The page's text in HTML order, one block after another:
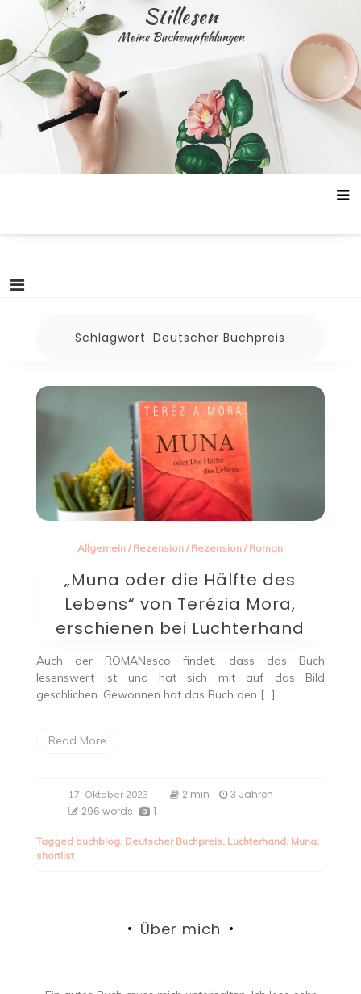
content
Stillesen
Meine Buchempfehlungen
Schlagwort:Deutscher Buchpreis
Allgemein / Rezension / Rezension / Roman
„Muna oder die Hälfte des
Lebens“ von Terézia Mora,
erschienen bei Luchterhand
Auch der ROMANesco findet, dass das Buch
lesenswert ist und hat sich mit auf das Bild
geschlichen. Gewonnen hat das Buch den […]
Read More
17. Oktober 2023 2 min
3 Jahren
296 words
1
Tagged buchblog, Deutscher Buchpreis, Luchterhand, Muna,
shortlist
Über mich